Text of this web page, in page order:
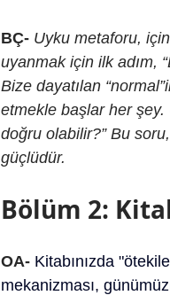
BÇ- Uyku metaforu,
uyanmak için ilk adım,
Bize dayatılan
etmekle başlar her şey.
doğru olabilir?” Bu
güçlüdür.
Bölüm 2:
OA- Kitabınızda
mekanizması,